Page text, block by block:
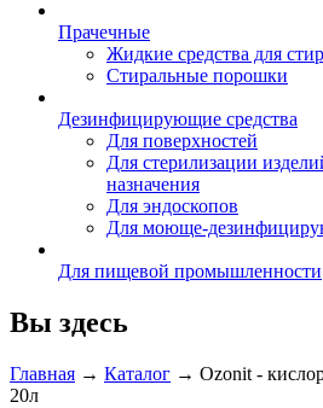
Прачечные
Жидкие средства для
Стиральные порошки
Дезинфицирующие средства
Для поверхностей
Для стерилизации
назначения
Для эндоскопов
Для моюще-
Для пищевой промышленности
Вы здесь
Главная → Каталог → Ozonit -
20л